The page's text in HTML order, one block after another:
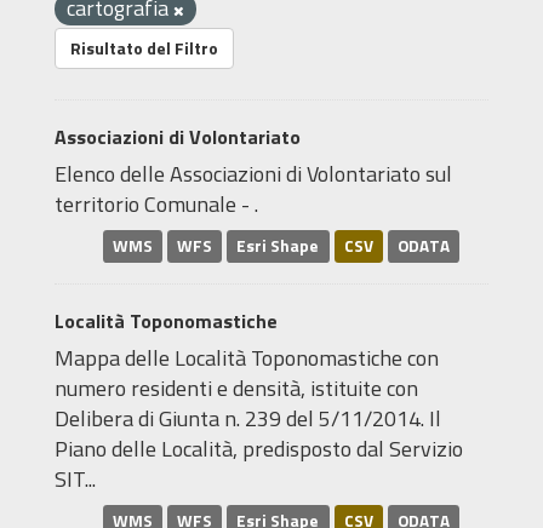
cartografia
Risultato del Filtro
Associazioni di Volontariato
Elenco delle Associazioni di Volontariato sul
territorio Comunale - .
WMS WFS Esri Shape CSV ODATA
Località Toponomastiche
Mappa delle Località Toponomastiche con
numero residenti e densità, istituite con
Delibera di Giunta n. 239 del 5/11/2014. Il
Piano delle Località, predisposto dal Servizio
SIT...
WMS WFS Esri Shape CSV ODATA